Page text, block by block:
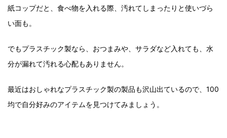
紙コップだと、食べ物を入れる際、汚れてしまったりと使いづら
い面も。
でもプラスチック製なら、おつまみや、サラダなど入れても、水
分が漏れて汚れる心配もありません。
最近はおしゃれなプラスチック製の製品も沢山出ているので、100
均で自分好みのアイテムを見つけてみましょう。